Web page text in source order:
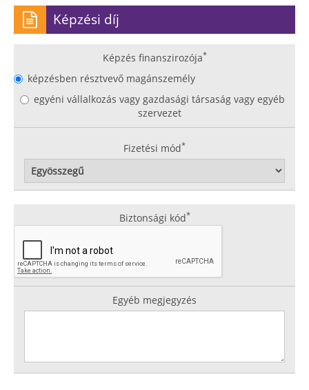
Képzési díj
Képzés finanszirozója*
képzésben résztvevő magánszemély
egyéni vállalkozás vagy gazdasági társaság vagy egyéb
szervezet
Fizetési mód*
Biztonsági kód*
Egyéb megjegyzés